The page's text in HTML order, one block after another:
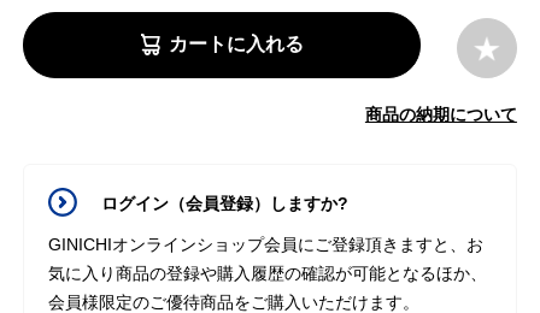
カートに入れる
商品の納期について
ログイン（会員登録）しますか?
GINICHIオンラインショップ会員にご登録頂きますと、お
気に入り商品の登録や購入履歴の確認が可能となるほか、
会員様限定のご優待商品をご購入いただけます。